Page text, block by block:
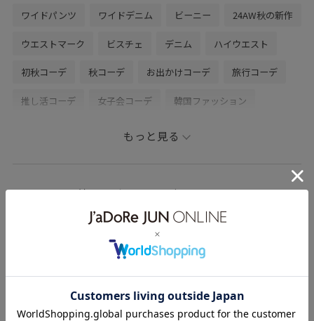
加】をタップ！！
ワイドパンツ ワイドデニム ビーニー 24AW秋の新作
ウエストマーク ビスチェ デニム ハイウエスト
初秋コーデ 秋コーデ お出かけコーデ 旅行コーデ
推し活コーデ 女子会コーデ 韓国ファッション
パンツスタイル
シャツ/ブラウス キャミソール
バッグ ショルダーバッグ
ニットキャップ/ビーニー
10WPreorder_pickup picvis2buy_pickup
もっと見る
suzuのその他のスタイリング